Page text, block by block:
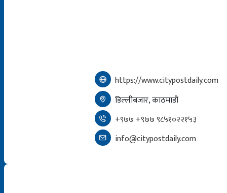
https://www.citypostdaily.com
डिल्लीबजार, काठमाडौं
+९७७ +९७७ ९८५१०२२१५३
info@citypostdaily.com